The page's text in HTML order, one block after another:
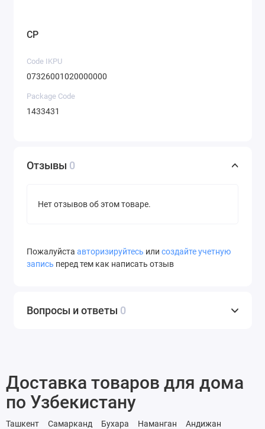
CP
Code IKPU
07326001020000000
Package Code
1433431
Отзывы 0
Нет отзывов об этом товаре.
Пожалуйста авторизируйтесь или создайте учетную
запись перед тем как написать отзыв
Вопросы и ответы 0
Доставка товаров для дома
по Узбекистану
Ташкент Самарканд Бухара Наманган Андижан